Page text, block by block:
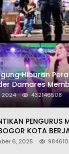
Hiburan
Damares
Kejapanan
2024 432146508
PENGURUS
KOTA
6, 2025